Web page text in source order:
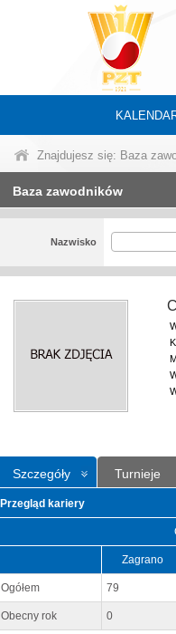
Znajdujesz się: Baza
Baza zawodników
Nazwisko
Szczegóły Turnieje
Przegląd kariery
Zagrano
Ogółem 79
Obecny rok 0